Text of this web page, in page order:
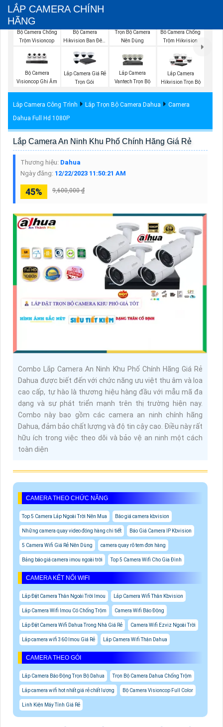
LẮP CAMERA CHÍNH
HÃNG
Bộ Camera Chống
Trộm Visioncop
Bộ Camera
Hikvision Ban Đêm
Trọn Bộ Camera
Nên Dùng
Bô Camera Chống
Trộm Hikvision
Bộ Camera
Visioncop Ghi Âm
Lắp Camera Giá Rẻ
Trọn Gói
Lắp Camera
Vantech Trọn Bộ
Lắp Camera
Hikvision Trọn Bộ
Lắp Camera Công Trình Lắp Trọn Bộ Camera Dahua
Camera
Dahua Full Hd 1080P
Lắp Camera An Ninh Khu Phố Chính Hãng Giá Rẻ
Thương hiệu: Dahua
Ngày đăng: 12/22/2023 11:50:21 AM
45% 9,600,000 ₫
Combo Lắp Camera An Ninh Khu Phố Chính Hãng Giá Rẻ
Dahua được biết đến với chức năng ưu việt thu âm và loa
cao cấp, tự hào là thương hiệu hàng đầu với mẫu mã đa
dạng và sự phát triển mạnh trên thị trường hiện nay.
Combo này bao gồm các camera an ninh chính hãng
Dahua, đảm bảo chất lượng và độ tin cậy cao. Điều này rất
hữu ích trong việc theo dõi và bảo vệ an ninh một cách
toàn diện
CAMERA THEO CHỨC NĂNG
Top 5 Camera Lắp Ngoài Trời Nên Mua Báo giá camera kbvision
Những camera quay video đóng hàng chi tiết Báo Giá Camera IP Kbvision
5 Camera Wifi Giá Rẻ Nên Dùng camera quay rõ tem đơn hàng
Bảng báo giá camera imou ngoài trời Top 5 Camera Wifi Cho Gia Đình
CAMERA KẾT NỐI WIFI
Lắp Đặt Camera Thân Ngoài Trời Imou Lắp Camera Wifi Thân Kbvision
Lắp Camera Wifi Imou Có Chống Trộm Camera Wifi Báo Động
Lắp Đặt Camera Wifi Dahua Trong Nhà Giá Rẻ Camera Wifi Ezviz Ngoài Trời
Lắp camera wifi 360 Imou Giá Rẻ Lắp Camera Wifi Thân Dahua
CAMERA THEO GÓI
Lắp Camera Báo Động Trọn Bộ Dahua Trọn Bộ Camera Dahua Chống Trộm
Lắp camera wifi hot nhất giá rẻ chất lượng Bộ Camera Visioncop Full Color
Linh Kiện Máy Tính Giá Rẻ